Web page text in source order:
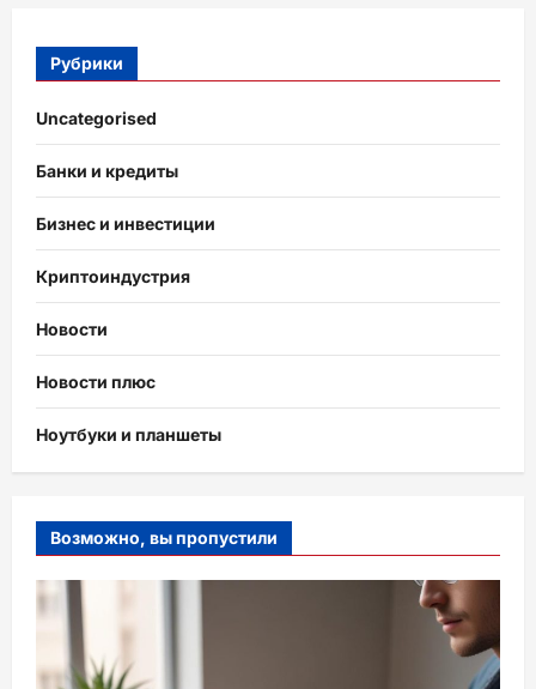
Рубрики
Uncategorised
Банки и кредиты
Бизнес и инвестиции
Криптоиндустрия
Новости
Новости плюс
Ноутбуки и планшеты
Возможно, вы пропустили